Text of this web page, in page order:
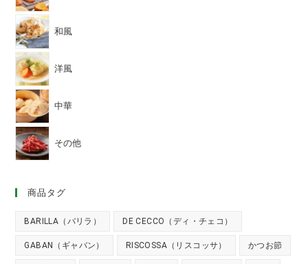
和風
洋風
中華
その他
商品タグ
BARILLA（バリラ） DE CECCO（ディ・チェコ）
GABAN（ギャバン） RISCOSSA（リスコッサ） かつお節